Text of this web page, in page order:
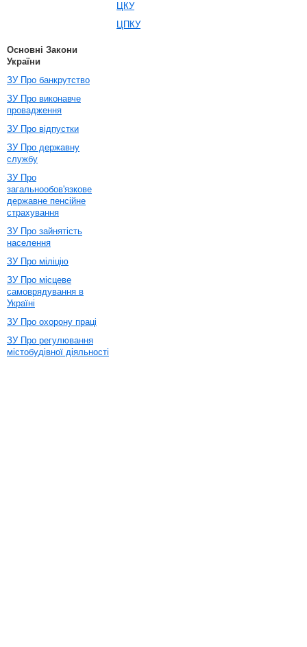
ЦКУ
ЦПКУ
Основні Закони
України
ЗУ Про банкрутство
ЗУ Про виконавче
провадження
ЗУ Про відпустки
ЗУ Про державну
службу
ЗУ Про
загальнообов'язкове
державне пенсійне
страхування
ЗУ Про зайнятість
населення
ЗУ Про міліцію
ЗУ Про місцеве
самоврядування в
Україні
ЗУ Про охорону праці
ЗУ Про регулювання
містобудівної діяльності